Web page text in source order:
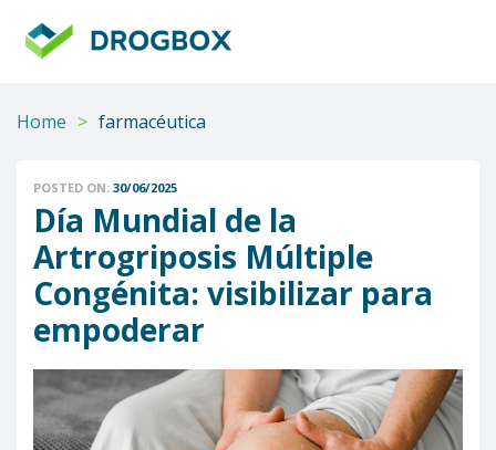
Home > farmacéutica
POSTED ON: 30/06/2025
Día Mundial de la
Artrogriposis Múltiple
Congénita: visibilizar para
empoderar